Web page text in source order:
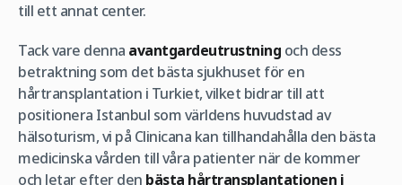
till ett annat center.
Tack vare denna avantgardeutrustning och dess
betraktning som det bästa sjukhuset för en
hårtransplantation i Turkiet, vilket bidrar till att
positionera Istanbul som världens huvudstad av
hälsoturism, vi på Clinicana kan tillhandahålla den bästa
medicinska vården till våra patienter när de kommer
och letar efter den bästa hårtransplantationen i